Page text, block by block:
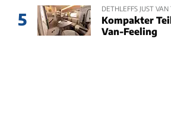
5
DETHLEFFS JUST
Kompakter
Van-Feeling